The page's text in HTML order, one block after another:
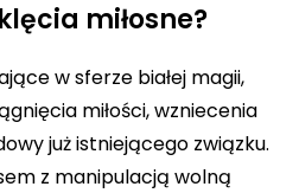
miłosne?
w sferze białej magii,
miłości, wzniecenia
już istniejącego związku.
z manipulacją wolną